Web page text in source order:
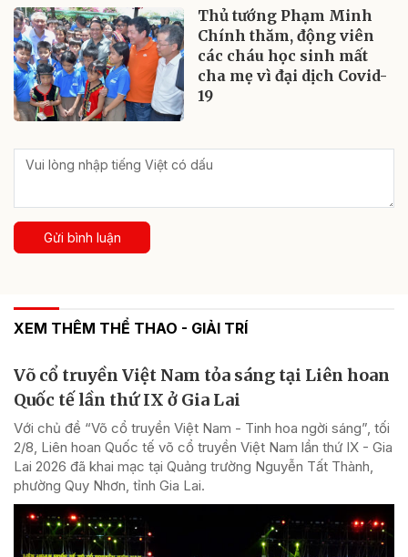
Thủ tướng Phạm Minh
Chính thăm, động viên
các cháu học sinh mất
cha mẹ vì đại dịch Covid-
19
Gửi bình luận
XEM THÊM THỂ THAO - GIẢI TRÍ
Võ cổ truyền Việt Nam tỏa sáng tại Liên hoan
Quốc tế lần thứ IX ở Gia Lai
Với chủ đề “Võ cổ truyền Việt Nam - Tinh hoa ngời sáng”, tối
2/8, Liên hoan Quốc tế võ cổ truyền Việt Nam lần thứ IX - Gia
Lai 2026 đã khai mạc tại Quảng trường Nguyễn Tất Thành,
phường Quy Nhơn, tỉnh Gia Lai.